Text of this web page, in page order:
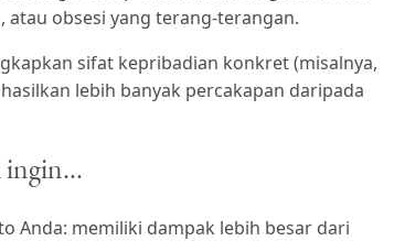
atau obsesi yang terang-terangan.
sifat kepribadian konkret (misalnya,
lebih banyak percakapan daripada
ingin...
Anda: memiliki dampak lebih besar dari